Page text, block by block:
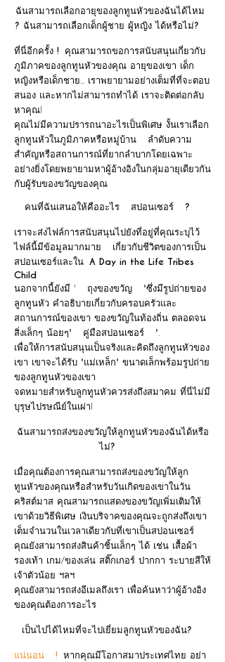
ฉันสามารถเลือกอายุของลูกทูนหัวของฉันได้ไหม
? ฉันสามารถเลือกเด็กผู้ชาย ผู้หญิง ได้หรือไม่?
ที่นี่อีกครั้ง !
คุณสามารถขอการสนับสนุนเกี่ยวกับ
ภูมิภาคของลูกทูนหัวของคุณ อายุของเขา เด็ก
หญิงหรือเด็กชาย... เราพยายามอย่างเต็มที่ที่จะตอบ
สนอง และหากไม่สามารถทำได้ เราจะติดต่อกลับ
หาคุณ!
คุณไม่มีความปรารถนาอะไรเป็นพิเศษ งั้นเราเลือก
ลูกทูนหัวในภูมิภาคหรือหมู่บ้าน
ลำดับความ
สำคัญหรือสถานการณ์ที่ยากลำบากโดยเฉพาะ
อย่างยิ่งโดยพยายามหาผู้อ้างอิงในกลุ่มอายุเดียวกัน
กับผู้รับของขวัญของคุณ
คนที่ฉันเสนอให้คืออะไร สปอนเซอร์ ?
เราจะส่งไฟล์การสนับสนุนไปยังที่อยู่ที่คุณระบุไว้
ไฟล์นี้มีข้อมูลมากมาย
เกี่ยวกับชีวิตของการเป็น
สปอนเซอร์และใน A Day in the Life Tribes
Child
นอกจากนี้ยังมี ' ถุงของขวัญ
"ซึ่งมีรูปถ่ายของ
ลูกทูนหัว คำอธิบายเกี่ยวกับครอบครัวและ
สถานการณ์ของเขา ของขวัญในท้องถิ่น ตลอดจน
สิ่งเล็กๆ น้อยๆ"
คู่มือสปอนเซอร์
".
เพื่อให้การสนับสนุนเป็นจริงและคิดถึงลูกทูนหัวของ
เขา เขาจะได้รับ "แม่เหล็ก" ขนาดเล็กพร้อมรูปถ่าย
ของลูกทูนหัวของเขา
จดหมายสำหรับลูกทูนหัวควรส่งถึงสมาคม ที่นี่ไม่มี
บุรุษไปรษณีย์ในเผ่า!
ฉันสามารถส่งของขวัญให้ลูกทูนหัวของฉันได้หรือ
ไม่?
เมื่อคุณต้องการคุณสามารถส่งของขวัญให้ลูก
ทูนหัวของคุณหรือสำหรับวันเกิดของเขาในวัน
คริสต์มาส คุณสามารถแสดงของขวัญเพิ่มเติมให้
เขาด้วยวิธีพิเศษ เงินบริจาคของคุณจะถูกส่งถึงเขา
เต็มจำนวนในเวลาเดียวกับที่เขาเป็นสปอนเซอร์
คุณยังสามารถส่งสินค้าชิ้นเล็กๆ ได้ เช่น เสื้อผ้า
รองเท้า เกม/ของเล่น สติ๊กเกอร์ ปากกา ระบายสีให้
เจ้าตัวน้อย ฯลฯ
คุณยังสามารถส่งอีเมลถึงเรา เพื่อค้นหาว่าผู้อ้างอิง
ของคุณต้องการอะไร
เป็นไปได้ไหมที่จะไปเยี่ยมลูกทูนหัวของฉัน?
แน่นอน ! หากคุณมีโอกาสมาประเทศไทย อย่า